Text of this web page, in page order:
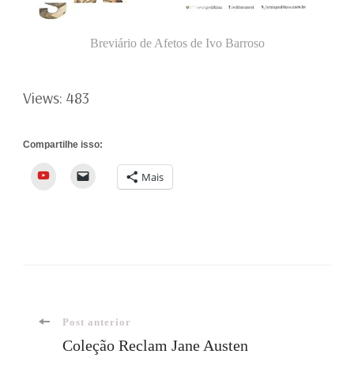
Breviário de Afetos de Ivo Barroso
Views: 483
Compartilhe isso:
YouTube Mais
Navegação
Post anterior
Coleção Reclam Jane Austen